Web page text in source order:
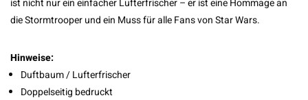
ist nicht nur ein einfacher Lufterfrischer – er ist eine Hommage an
die Stormtrooper und ein Muss für alle Fans von Star Wars.
Hinweise:
Duftbaum / Lufterfrischer
Doppelseitig bedruckt